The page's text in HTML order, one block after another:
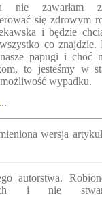
nie zawarłam
się zdrowym
i będzie
co znajdzie.
papugi i choć
to jesteśmy w
wypadku.
wersja
autorstwa.
i nie